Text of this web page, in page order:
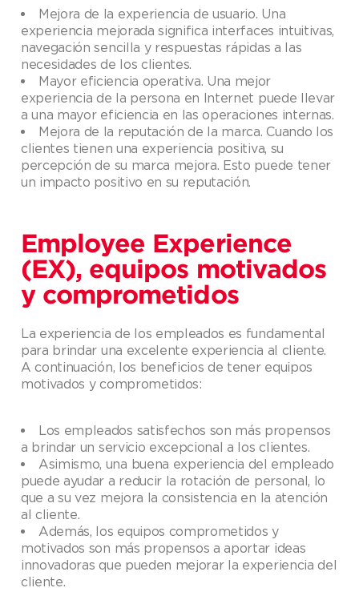
Mejora de la experiencia de usuario. Una
experiencia mejorada significa interfaces intuitivas,
navegación sencilla y respuestas rápidas a las
necesidades de los clientes.
Mayor eficiencia operativa. Una mejor
experiencia de la persona en Internet puede llevar
a una mayor eficiencia en las operaciones internas.
Mejora de la reputación de la marca. Cuando los
clientes tienen una experiencia positiva, su
percepción de su marca mejora. Esto puede tener
un impacto positivo en su reputación.
Employee Experience
(EX), equipos motivados
y comprometidos
La experiencia de los empleados es fundamental
para brindar una excelente experiencia al cliente.
A continuación, los beneficios de tener equipos
motivados y comprometidos:
Los empleados satisfechos son más propensos
a brindar un servicio excepcional a los clientes.
Asimismo, una buena experiencia del empleado
puede ayudar a reducir la rotación de personal, lo
que a su vez mejora la consistencia en la atención
al cliente.
Además, los equipos comprometidos y
motivados son más propensos a aportar ideas
innovadoras que pueden mejorar la experiencia del
cliente.